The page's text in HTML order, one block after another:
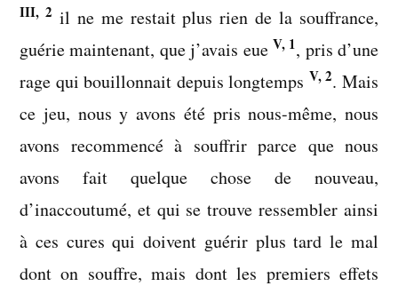
III, 2 il ne me restait plus rien de la souffrance,
guérie maintenant, que j’avais eue V, 1, pris d’une
rage qui bouillonnait depuis longtemps V, 2. Mais
ce jeu, nous y avons été pris nous-même, nous
avons recommencé à souffrir parce que nous
avons fait quelque chose de nouveau,
d’inaccoutumé, et qui se trouve ressembler ainsi
à ces cures qui doivent guérir plus tard le mal
dont on souffre, mais dont les premiers effets